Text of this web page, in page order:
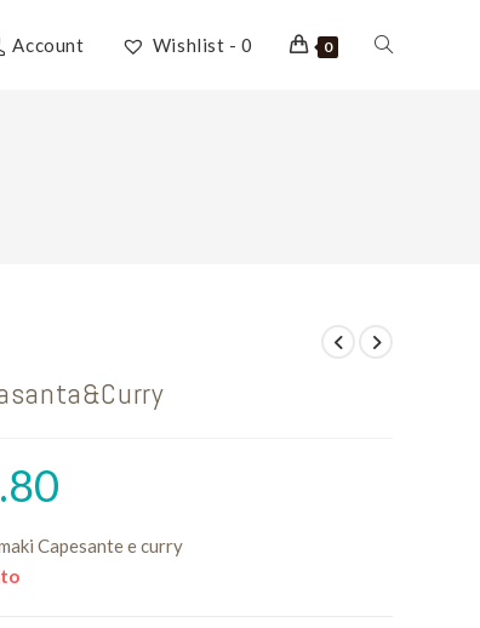
Account Wishlist - 0 0 Attiva/
Capesante e curry